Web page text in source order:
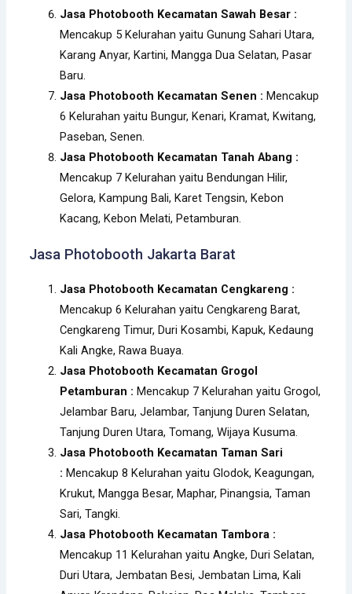
Jasa Photobooth Kecamatan Sawah Besar :
Mencakup 5 Kelurahan yaitu Gunung Sahari Utara,
Karang Anyar, Kartini, Mangga Dua Selatan, Pasar
Baru.
Jasa Photobooth Kecamatan Senen : Mencakup
6 Kelurahan yaitu Bungur, Kenari, Kramat, Kwitang,
Paseban, Senen.
Jasa Photobooth Kecamatan Tanah Abang :
Mencakup 7 Kelurahan yaitu Bendungan Hilir,
Gelora, Kampung Bali, Karet Tengsin, Kebon
Kacang, Kebon Melati, Petamburan.
Jasa Photobooth Jakarta Barat
Jasa Photobooth Kecamatan Cengkareng :
Mencakup 6 Kelurahan yaitu Cengkareng Barat,
Cengkareng Timur, Duri Kosambi, Kapuk, Kedaung
Kali Angke, Rawa Buaya.
Jasa Photobooth Kecamatan Grogol
Petamburan : Mencakup 7 Kelurahan yaitu Grogol,
Jelambar Baru, Jelambar, Tanjung Duren Selatan,
Tanjung Duren Utara, Tomang, Wijaya Kusuma.
Jasa Photobooth Kecamatan Taman Sari
: Mencakup 8 Kelurahan yaitu Glodok, Keagungan,
Krukut, Mangga Besar, Maphar, Pinangsia, Taman
Sari, Tangki.
Jasa Photobooth Kecamatan Tambora :
Mencakup 11 Kelurahan yaitu Angke, Duri Selatan,
Duri Utara, Jembatan Besi, Jembatan Lima, Kali